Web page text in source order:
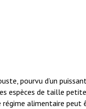
pourvu d’un
espèces de taille
alimentaire peut